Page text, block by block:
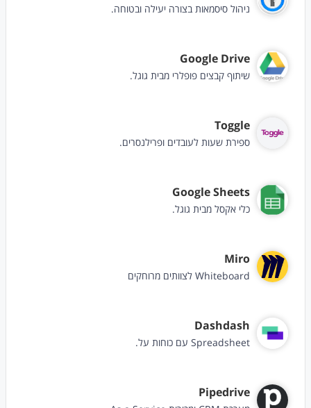
ניהול סיסמאות בצורה יעילה ובטוחה.
Google Drive
שיתוף קבצים פופלרי מבית גוגל.
Toggle
ספירת שעות לעובדים ופרילנסרים.
Google Sheets
כלי אקסל מבית גוגל.
Miro
Whiteboard לצוותים מרוחקים
Dashdash
Spreadsheet עם כוחות על.
Pipedrive